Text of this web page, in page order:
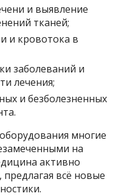
и выявление
тканей;
и кровотока в
заболеваний и
лечения;
и безболезненных
многие
на
активно
предлагая всё новые